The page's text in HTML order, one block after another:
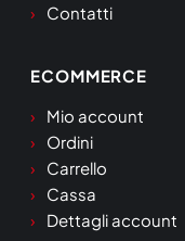
Contatti
ECOMMERCE
Mio account
Ordini
Carrello
Cassa
Dettagli account